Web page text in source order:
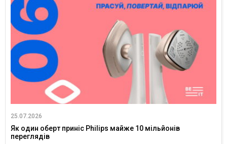
25.07.2026
Як один оберт приніс Philips майже 10 мільйонів
переглядів